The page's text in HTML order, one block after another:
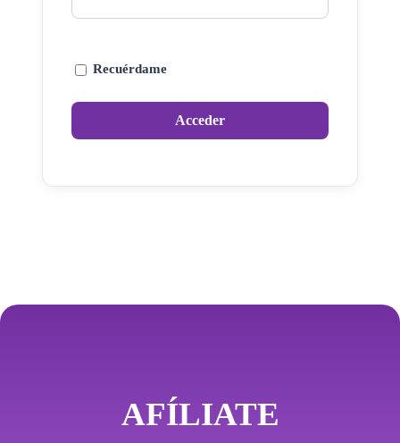
Recuérdame
AFÍLIATE